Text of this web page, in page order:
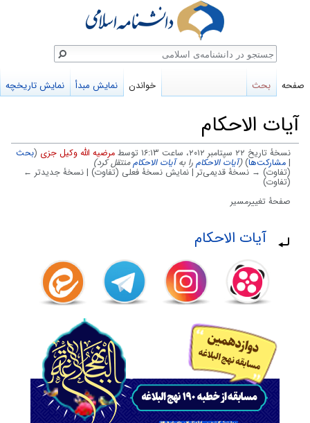
آيات الاحكام
نسخهٔ تاریخ ‏۲۲ سپتامبر ۲۰۱۲، ساعت ۱۶:۱۳ توسط مرضیه الله وکیل جزی (بحث
|مشارکت‌ها)
(آيات الاحكام را بهآیات الاحکاممنتقل کرد)
(تفاوت) → نسخهٔ قدیمی‌تر | نمایش نسخهٔ فعلی (تفاوت) | نسخهٔ جدیدتر ←
(تفاوت)
صفحهٔ تغییرمسیر
تغییرمسیر به:آیات الاحکام
صفحه بحث خواندن نمایش مبدأ نمایش تاریخچه
جستجو